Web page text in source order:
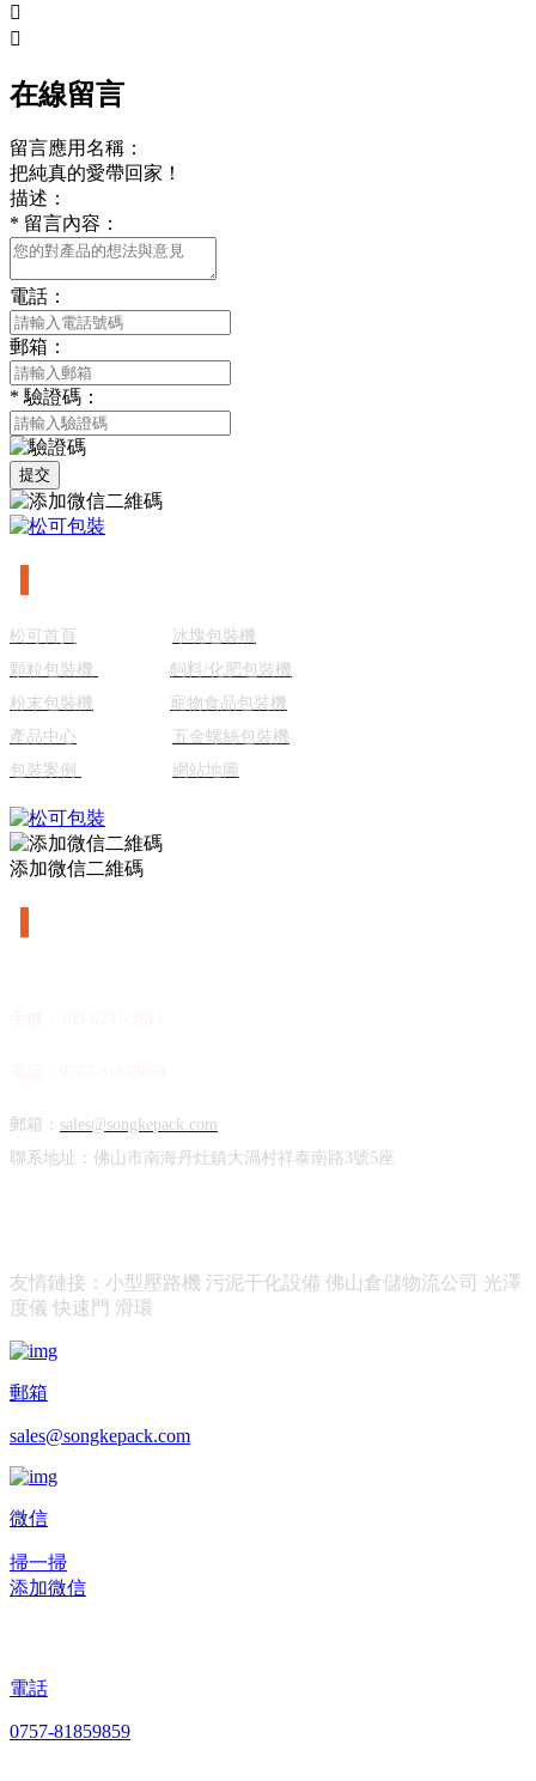


在線留言
留言應用名稱：
把純真的愛帶回家！
描述：
* 留言內容：
電話：
郵箱：
* 驗證碼：
提交
松可首頁
冰塊包裝機
顆粒包裝機
飼料/化肥包裝機
粉末包裝機
寵物食品包裝機
產品中心
五金螺絲包裝機
包裝案例
網站地圖
添加微信二維碼
郵箱： sales@songkepack.com
聯系地址：佛山市南海丹灶鎮大渦村祥泰南路3號5座
友情鏈接： 小型壓路機 污泥干化設備 佛山倉儲物流公司 光澤
度儀 快速門 滑環
郵箱
sales@songkepack.com
微信
掃一掃
添加微信
電話
0757-81859859